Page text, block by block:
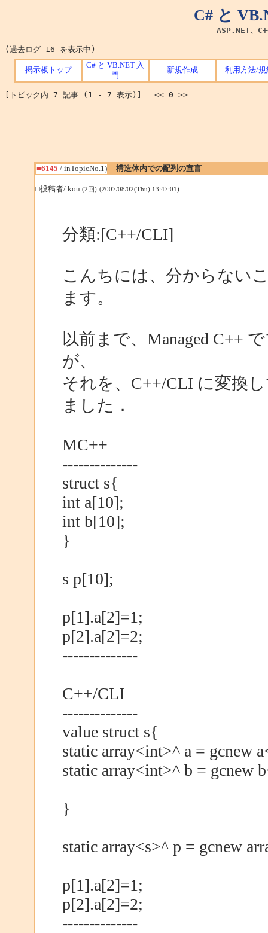
C# と
ASP.NET、
(過去ログ 16 を表示中)
掲示板トップ
C# と VB.NET 入
門
新規作成 利用方法/規
[トピック内 7 記事 (1 - 7 表示)] << 0 >>
■6145 / inTopicNo.1) 構造体内での配列の宣言
□投稿者/ kou (2回)-(2007/08/02(Thu) 13:47:01)
分類:[C++/CLI]
こんちには、分からない
ます。
以前まで、Managed C++
が、
それを、C++/CLI に変換
ました．
MC++
--------------
struct s{
int a[10];
int b[10];
}
s p[10];
p[1].a[2]=1;
p[2].a[2]=2;
--------------
C++/CLI
--------------
value struct s{
static array<int>^ a = gcnew
static array<int>^ b = gcnew
}
static array<s>^ p = gcnew
p[1].a[2]=1;
p[2].a[2]=2;
--------------